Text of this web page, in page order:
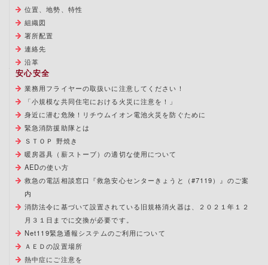
位置、地勢、特性
組織図
署所配置
連絡先
沿革
安心安全
業務用フライヤーの取扱いに注意してください！
「小規模な共同住宅における火災に注意を！」
身近に潜む危険！リチウムイオン電池火災を防ぐために
緊急消防援助隊とは
ＳＴＯＰ 野焼き
暖房器具（薪ストーブ）の適切な使用について
AEDの使い方
救急の電話相談窓口『救急安心センターきょうと（#7119）』のご案
内
消防法令に基づいて設置されている旧規格消火器は、２０２１年１２
月３１日までに交換が必要です。
Net119緊急通報システムのご利用について
ＡＥＤの設置場所
熱中症にご注意を